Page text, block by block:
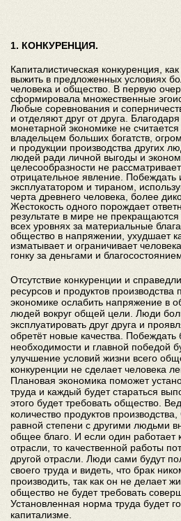
1. КОНКУРЕНЦИЯ.
Капиталистическая конкуренция,
выжить в предложенных условиях
человека и общество. В первую
сформировала множественные
Любые соревнования и
и отделяют друг от друга.
монетарной экономике не
владельцем больших богатств,
и продукции производства других
людей ради личной выгоды и
целесообразности не
отрицательное явление. Побеждать
эксплуататором и тираном,
черта древнего человека, более
Жестокость одного порождает
результате в мире не
всех уровнях за материальные
общество в напряжении, ухудшает
изматывает и ограничивает
гонку за деньгами и
Отсутствие конкуренции и
ресурсов и продуктов
экономике ослабить напряжение в
людей вокруг общей цели. Люди
эксплуатировать друг друга и
обретёт новые качества.
необходимости и главной победой
улучшение условий жизни всего
конкуренции не сделает человека
Плановая экономика поможет
труда и каждый будет стараться
этого будет требовать общество.
количество продуктов
равной степени с другими людьми
общее благо. И если один работает
отрасли, то качественной работы
другой отрасли. Люди сами будут
своего труда и видеть, что брак
производить, так как он не делает
общество не будет требовать
Установленная норма труда будет
капитализме.